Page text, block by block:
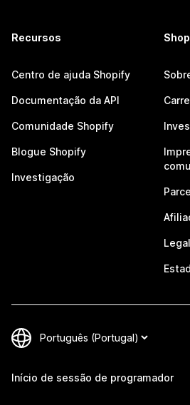
Recursos
Centro de ajuda Shopify
Documentação da API
Comunidade Shopify
Blogue Shopify
Investigação
Legal
Início de sessão de programador